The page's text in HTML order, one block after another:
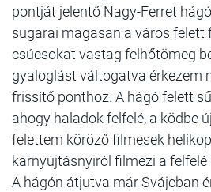
pontját jelentő Nagy-Ferret
sugarai magasan a város felett
csúcsokat vastag felhőtömeg
gyaloglást váltogatva érkezem
frissítő ponthoz. A hágó felett
ahogy haladok felfelé, a ködbe
felettem köröző filmesek
karnyújtásnyiról filmezi a
A hágón átjutva már Svájcban